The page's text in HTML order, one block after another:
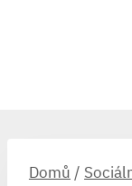
Domů /